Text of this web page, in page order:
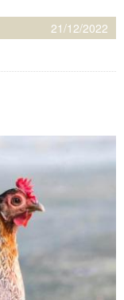
21/12/2022